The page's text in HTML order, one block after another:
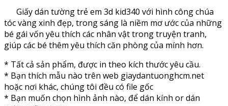
Giấy dán tường trẻ em 3d kid340 với hình công chúa
tóc vàng xinh đẹp, trong sáng là niềm mơ ước của những
bé gái vốn yêu thích các nhân vật trong truyện tranh,
giúp các bé thêm yêu thích căn phòng của mính hơn.
* Tất cả sản phẩm, được in theo kích thước yêu cầu.
* Bạn thích mẫu nào trên web giaydantuonghcm.net
hoặc nơi khác, chúng tôi đều có file gốc
* Bạn muốn chọn hình ảnh nào, để dán kính or dán